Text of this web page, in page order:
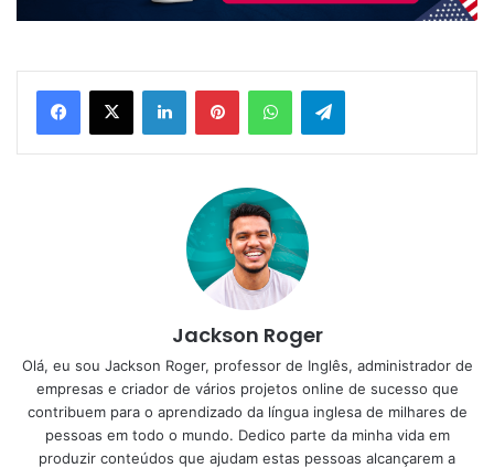
LinkedinPinterestWhatsAppTelegram
Jackson Roger
Olá, eu sou Jackson Roger, professor de Inglês, administrador de
empresas e criador de vários projetos online de sucesso que
contribuem para o aprendizado da língua inglesa de milhares de
pessoas em todo o mundo. Dedico parte da minha vida em
produzir conteúdos que ajudam estas pessoas alcançarem a